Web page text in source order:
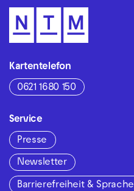
Kartentelefon
0621 1680 150
Service
Presse
Newsletter
Barrierefreiheit & Sprache